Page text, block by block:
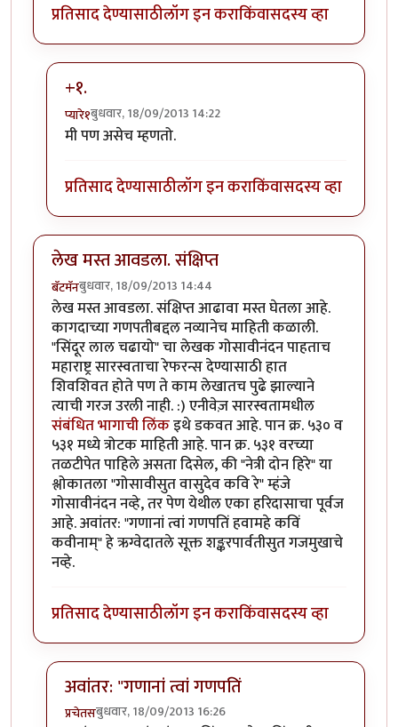
प्रतिसाद देण्यासाठीलॉग इन कराकिंवासदस्य व्हा
+१.
प्यारे१बुधवार, 18/09/2013 14:22
In reply toअतिशय छान समारोप पैसाताई.
मी पण असेच म्हणतो.
प्रतिसाद देण्यासाठीलॉग इन कराकिंवासदस्य व्हा
लेख मस्त आवडला. संक्षिप्त
बॅटमॅनबुधवार, 18/09/2013 14:44
लेख मस्त आवडला. संक्षिप्त आढावा मस्त घेतला आहे.
कागदाच्या गणपतीबद्दल नव्यानेच माहिती कळाली.
"सिंदूर लाल चढायो" चा लेखक गोसावीनंदन पाहताच
महाराष्ट्र सारस्वताचा रेफरन्स देण्यासाठी हात
शिवशिवत होते पण ते काम लेखातच पुढे झाल्याने
त्याची गरज उरली नाही. :) एनीवेज़ सारस्वतामधील
संबंधित भागाची लिंकइथे डकवत आहे. पान क्र. ५३० व
५३१ मध्ये त्रोटक माहिती आहे. पान क्र. ५३१ वरच्या
तळटीपेत पाहिले असता दिसेल, की "नेत्री दोन हिरे" या
श्लोकातला "गोसावीसुत वासुदेव कवि रे" म्हंजे
गोसावीनंदन नव्हे, तर पेण येथील एका हरिदासाचा पूर्वज
आहे. अवांतर: "गणानां त्वां गणपतिं हवामहे कविं
कवीनाम्" हे ऋग्वेदातले सूक्त शङ्करपार्वतीसुत गजमुखाचे
नव्हे.
प्रतिसाद देण्यासाठीलॉग इन कराकिंवासदस्य व्हा
अवांतर: "गणानां त्वां गणपतिं
प्रचेतसबुधवार, 18/09/2013 16:26